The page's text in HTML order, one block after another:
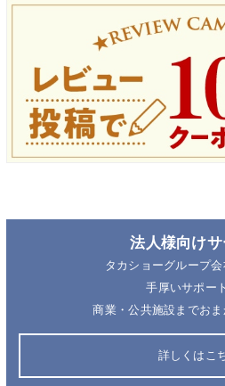
法人様向けサ
タカショーグループ
手厚いサポー
商業・公共施設までおま
詳しくはこ